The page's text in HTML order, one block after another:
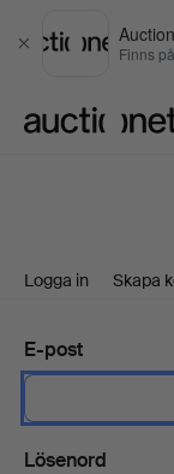
Stäng Finns
Logga in Skapa
E-post
Lösenord